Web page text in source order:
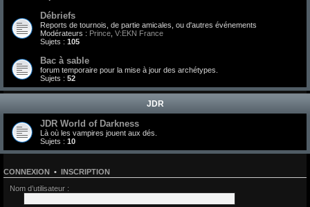
Débriefs
Reports de tournois, de partie amicales, ou d'autres événements
Modérateurs : Prince V:EKN France
Sujets : 105
Bac à sable
forum temporaire pour la mise à jour des archétypes.
Sujets : 52
JDR
JDR World of Darkness
Là où les vampires jouent aux dés.
Sujets : 10
CONNEXION • INSCRIPTION
Nom d’utilisateur :